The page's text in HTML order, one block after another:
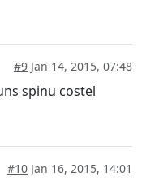
#9 Jan 14, 2015, 07:48
spinu costel
#10 Jan 16, 2015, 14:01